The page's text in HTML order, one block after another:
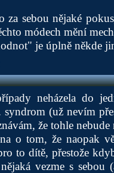
za sebou nějaké
módech mění
je úplně někde
neházela do
syndrom (už nevím
že tohle nebude
o tom, že naopak
to dítě, přestože
vezme s sebou